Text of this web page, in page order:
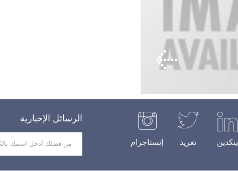
ينكدين تغريد إنستاجرام
الرسائل الإخبارية